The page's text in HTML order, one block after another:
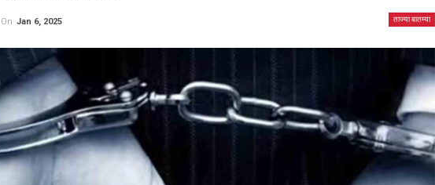
ताज्या बातम्या
On Jan 6, 2025